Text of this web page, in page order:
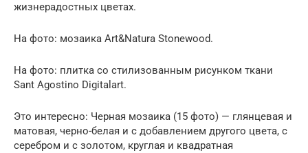
жизнерадостных цветах.
На фото: мозаика Art&Natura Stonewood.
На фото: плитка со стилизованным рисунком ткани
Sant Agostino Digitalart.
Это интересно: Черная мозаика (15 фото) — глянцевая и
матовая, черно-белая и с добавлением другого цвета, с
серебром и с золотом, круглая и квадратная